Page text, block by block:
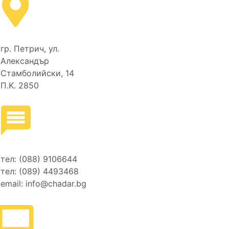
гр. Петрич, ул.
Александър
Стамболийски, 14
П.Κ. 2850
тел: (088) 9106644
тел: (089) 4493468
email: info@chadar.bg